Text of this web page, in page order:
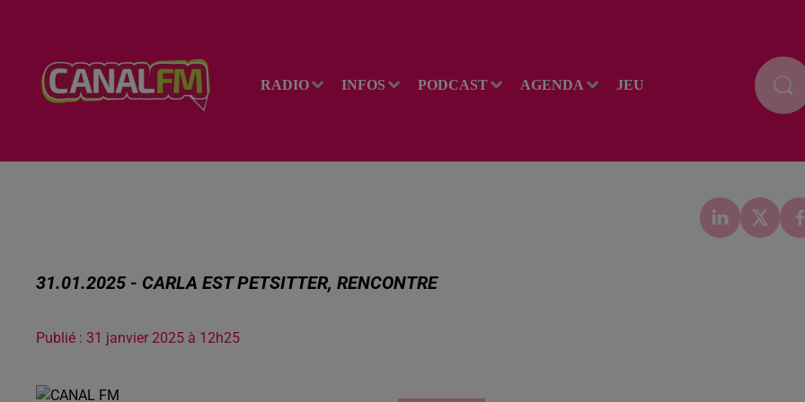
RADIO INFOS PODCAST AGENDA JEU
31.01.2025 - CARLA EST PETSITTER, RENCONTRE
Publié : 31 janvier 2025 à 12h25